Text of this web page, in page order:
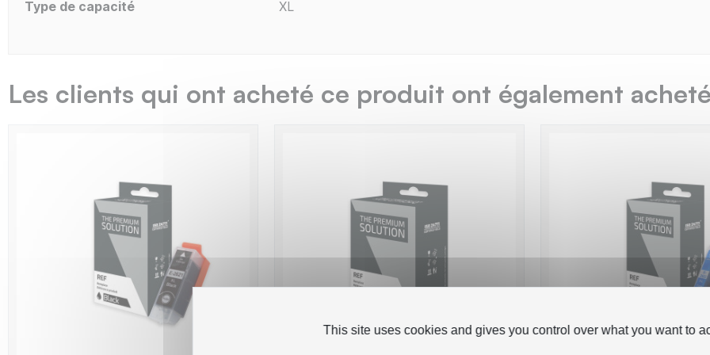
Type de capacité XL
Les clients qui ont acheté ce produit ont également
This site uses cookies and gives you control over what you want to